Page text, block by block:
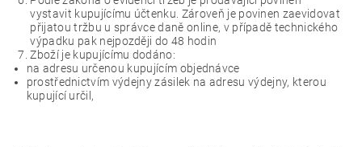
vystavit kupujícímu účtenku. Zároveň je povinen zaevidovat
přijatou tržbu u správce daně online, v případě technického
výpadku pak nejpozději do 48 hodin
Zboží je kupujícímu dodáno:
na adresu určenou kupujícím objednávce
prostřednictvím výdejny zásilek na adresu výdejny, kterou
kupující určil,